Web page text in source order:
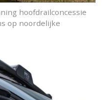
hoofdrailconcessie
op noordelijke